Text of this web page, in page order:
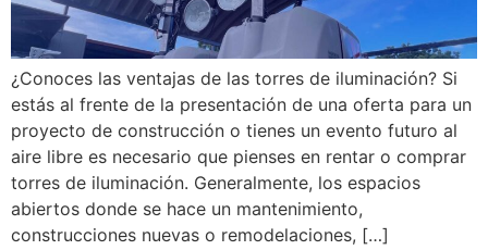
¿Conoces las ventajas de las torres de iluminación? Si
estás al frente de la presentación de una oferta para un
proyecto de construcción o tienes un evento futuro al
aire libre es necesario que pienses en rentar o comprar
torres de iluminación. Generalmente, los espacios
abiertos donde se hace un mantenimiento,
construcciones nuevas o remodelaciones, […]